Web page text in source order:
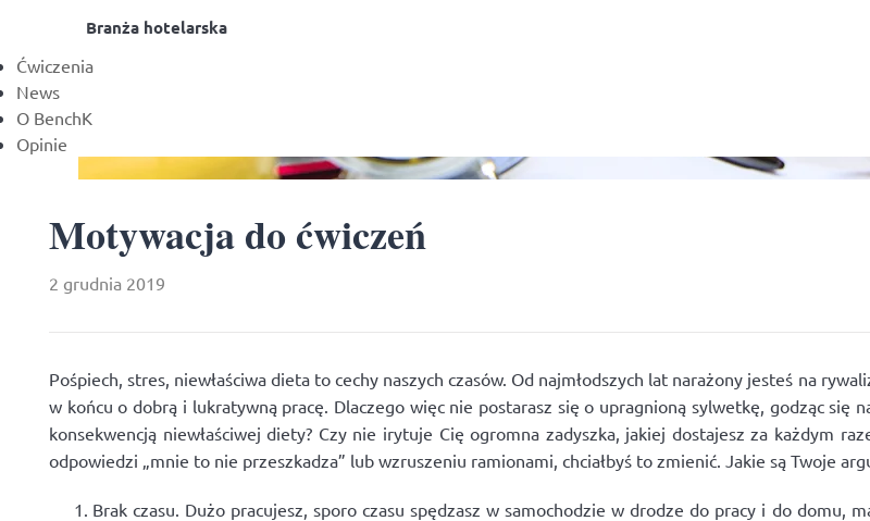
Branża hotelarska
Ćwiczenia
News
O BenchK
Opinie
Motywacja do ćwiczeń
2 grudnia 2019
Pośpiech, stres, niewłaściwa dieta to cechy naszych czasów. Od najmłodszych lat narażony jesteś na
w końcu o dobrą i lukratywną pracę. Dlaczego więc nie postarasz się o upragnioną sylwetkę, godząc się
konsekwencją niewłaściwej diety? Czy nie irytuje Cię ogromna zadyszka, jakiej dostajesz za każdym
odpowiedzi „mnie to nie przeszkadza” lub wzruszeniu ramionami, chciałbyś to zmienić. Jakie są Twoje
Brak czasu. Dużo pracujesz, sporo czasu spędzasz w samochodzie w drodze do pracy i do